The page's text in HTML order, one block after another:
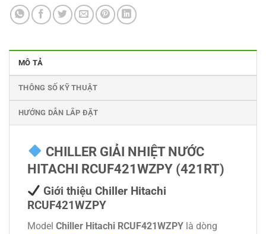
MÔ TẢ
THÔNG SỐ KỸ THUẬT
HƯỚNG DẪN LẮP ĐẶT
CHILLER GIẢI NHIỆT NƯỚC
HITACHI RCUF421WZPY (421RT)
Giới thiệu Chiller Hitachi
RCUF421WZPY
Model Chiller Hitachi RCUF421WZPY là dòng